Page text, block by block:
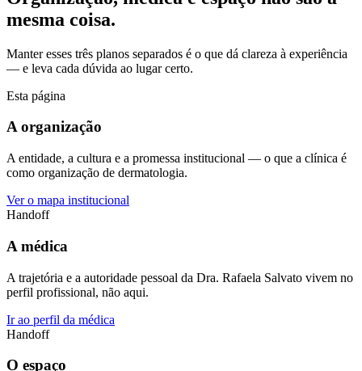
mesma coisa.
Manter esses três planos separados é o que dá clareza à experiência
— e leva cada dúvida ao lugar certo.
Esta página
A organização
A entidade, a cultura e a promessa institucional — o que a clínica é
como organização de dermatologia.
Ver o mapa institucional
Handoff
A médica
A trajetória e a autoridade pessoal da Dra. Rafaela Salvato vivem no
perfil profissional, não aqui.
Ir ao perfil da médica
Handoff
O espaço